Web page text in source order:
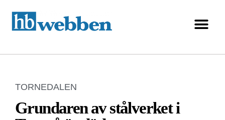
TORNEDALEN
Grundaren av stålverket i